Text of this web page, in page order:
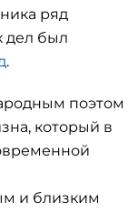
ряд
дел был
.
поэтом
который в
и близким